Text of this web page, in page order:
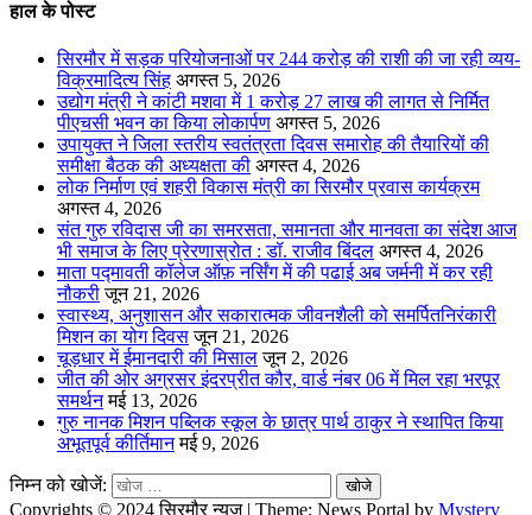
हाल के पोस्ट
सिरमौर में सड़क परियोजनाओं पर 244 करोड़ की राशी की जा रही व्यय-
विक्रमादित्य सिंह अगस्त 5, 2026
उद्योग मंत्री ने कांटी मशवा में 1 करोड़ 27 लाख की लागत से निर्मित
पीएचसी भवन का किया लोकार्पण अगस्त 5, 2026
उपायुक्त ने जिला स्तरीय स्वतंत्रता दिवस समारोह की तैयारियों की
समीक्षा बैठक की अध्यक्षता की अगस्त 4, 2026
लोक निर्माण एवं शहरी विकास मंत्री का सिरमौर प्रवास कार्यक्रम
अगस्त 4, 2026
संत गुरु रविदास जी का समरसता, समानता और मानवता का संदेश आज
भी समाज के लिए प्रेरणास्रोत : डॉ. राजीव बिंदल अगस्त 4, 2026
माता पद्मावती कॉलेज ऑफ़ नर्सिंग में की पढाई अब जर्मनी में कर रही
नौकरी जून 21, 2026
स्वास्थ्य, अनुशासन और सकारात्मक जीवनशैली को समर्पितनिरंकारी
मिशन का योग दिवस जून 21, 2026
चूड़धार में ईमानदारी की मिसाल जून 2, 2026
जीत की ओर अग्रसर इंदरप्रीत कौर, वार्ड नंबर 06 में मिल रहा भरपूर
समर्थन मई 13, 2026
गुरु नानक मिशन पब्लिक स्कूल के छात्र पार्थ ठाकुर ने स्थापित किया
अभूतपूर्व कीर्तिमान मई 9, 2026
निम्न को खोजें:
Copyrights © 2024 सिरमौर न्यूज़ | Theme: News Portal by Mystery